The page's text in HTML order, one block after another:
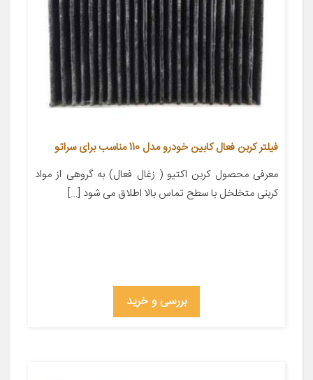
فیلتر کربن فعال کابین خودرو مدل 110 مناسب برای سراتو
معرفی محصول کربن اکتیو ( زغال فعال) به گروهی از مواد
کربنی متخلخل با سطح تماس بالا اطلاق می شود […]
بررسی و خرید